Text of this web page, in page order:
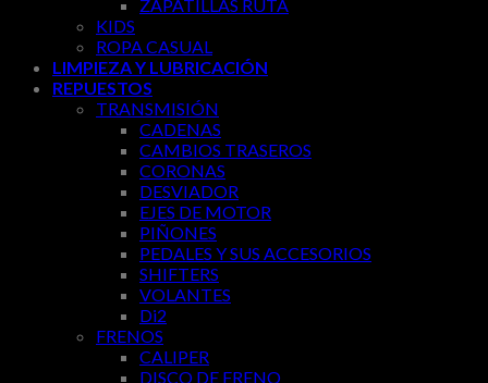
ZAPATILLAS RUTA
KIDS
ROPA CASUAL
LIMPIEZA Y LUBRICACIÓN
REPUESTOS
TRANSMISIÓN
CADENAS
CAMBIOS TRASEROS
CORONAS
DESVIADOR
EJES DE MOTOR
PIÑONES
PEDALES Y SUS ACCESORIOS
SHIFTERS
VOLANTES
Di2
FRENOS
CALIPER
DISCO DE FRENO